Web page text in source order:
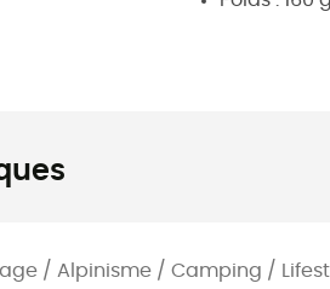
/ Alpinisme / Camping /